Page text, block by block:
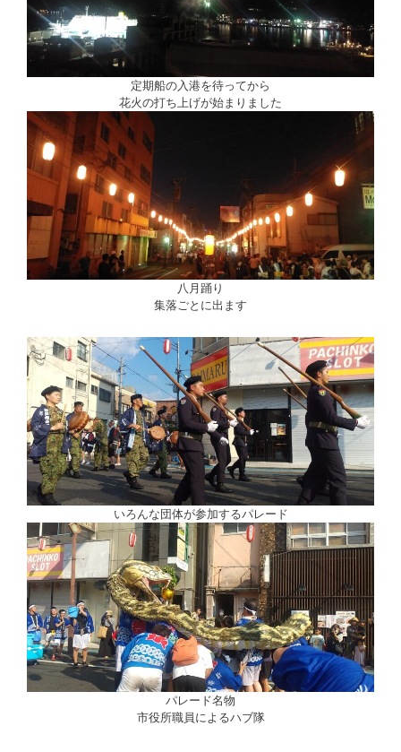
定期船の入港を待ってから
花火の打ち上げが始まりました
八月踊り
集落ごとに出ます
いろんな団体が参加するパレード
パレード名物
市役所職員によるハブ隊